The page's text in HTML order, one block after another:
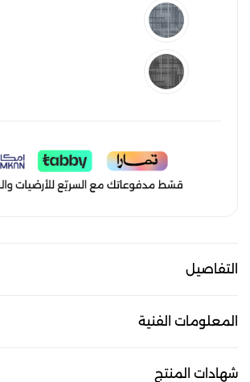
التفاصيل
المعلومات الفنية
شهادات المنتج